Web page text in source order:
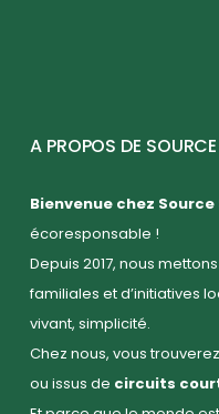
A PROPOS DE
Bienvenue chez Source
écoresponsable !
Depuis 2017, nous
familiales et d’initiatives
vivant, simplicité.
Chez nous, vous
ou issus de circuits